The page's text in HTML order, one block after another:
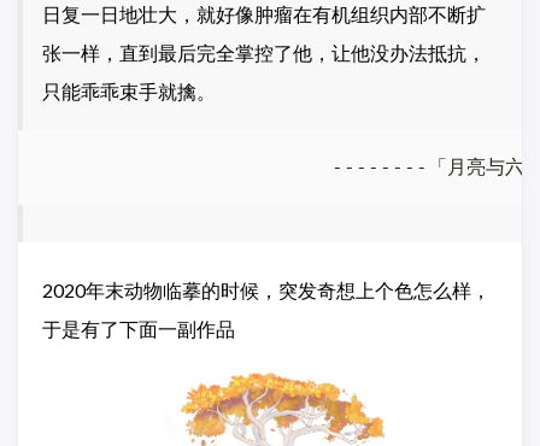
日复一日地壮大，就好像肿瘤在有机组织内部不断扩
张一样，直到最后完全掌控了他，让他没办法抵抗，
只能乖乖束手就擒。
2020年末动物临摹的时候，突发奇想上个色怎么样，
于是有了下面一副作品